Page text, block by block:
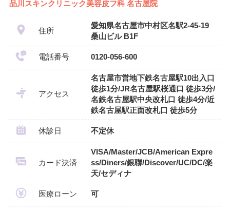
品川スキンクリニック美容皮フ科 名古屋院
住所
愛知県名古屋市中村区名駅2-45-19
桑山ビル B1F
電話番号 0120-056-600
アクセス
名古屋市営地下鉄名古屋駅10出入口
徒歩1分/JR名古屋駅桜通口 徒歩3分/
名鉄名古屋駅中央改札口 徒歩4分/近
鉄名古屋駅正面改札口 徒歩5分
休診日 不定休
カード決済
VISA/Master/JCB/American Expre
ss/Diners/銀聯/Discover/UC/DC/楽
天/セディナ
医療ローン 可